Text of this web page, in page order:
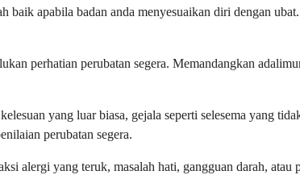
baik apabila badan anda menyesuaikan diri dengan
perhatian perubatan segera. Memandangkan
yang luar biasa, gejala seperti selesema yang
perubatan segera.
alergi yang teruk, masalah hati, gangguan darah,